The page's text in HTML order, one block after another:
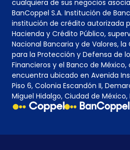
cualquiera de sus negocios
BanCoppel S.A. Institución de
institución de crédito autorizada
Hacienda y Crédito Público,
Nacional Bancaria y de Valores,
para la Protección y Defensa de
Financieros y el Banco de
encuentra ubicado en Avenida
Piso 6, Colonia Escandón II,
Miguel Hidalgo, Ciudad de México,